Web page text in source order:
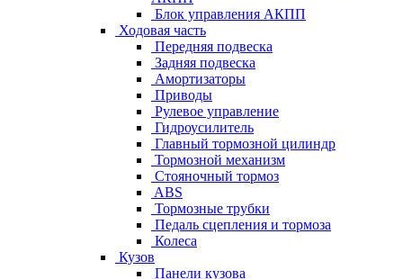
Блок управления АКПП
Ходовая часть
Передняя подвеска
Задняя подвеска
Амортизаторы
Приводы
Рулевое управление
Гидроусилитель
Главный тормозной цилиндр
Тормозной механизм
Стояночный тормоз
ABS
Тормозные трубки
Педаль сцепления и тормоза
Колеса
Кузов
Панели кузова